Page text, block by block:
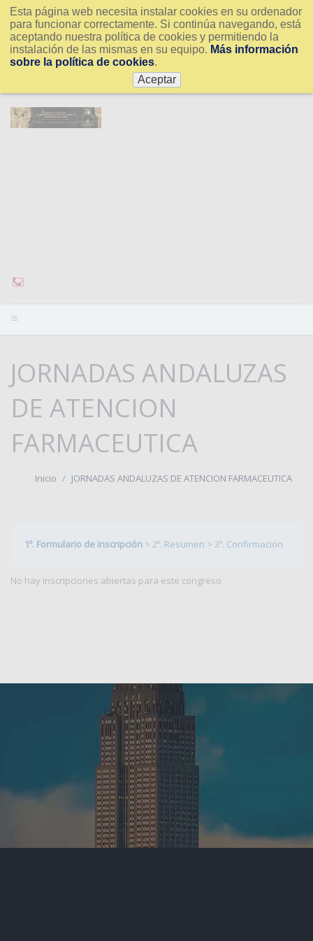
Esta página web necesita instalar cookies en su ordenador
para funcionar correctamente. Si continúa navegando, está
aceptando nuestra política de cookies y permitiendo la
instalación de las mismas en su equipo. Más información
sobre la política de cookies.
Aceptar
JORNADAS ANDALUZAS
DE ATENCION
FARMACEUTICA
Inicio JORNADAS ANDALUZAS DE ATENCION FARMACEUTICA
1º. Formulario de inscripción > 2º. Resumen > 3º. Confirmación
No hay inscripciones abiertas para este congreso